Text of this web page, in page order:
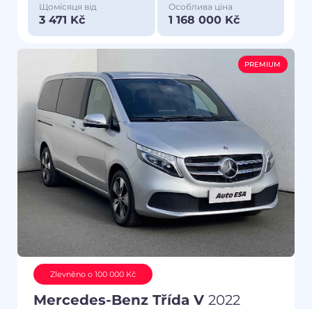
Щомісяця від
3 471 Kč
Особлива ціна
1 168 000 Kč
PREMIUM
Zlevněno o 100 000 Kč
Mercedes-Benz Třída V 2022